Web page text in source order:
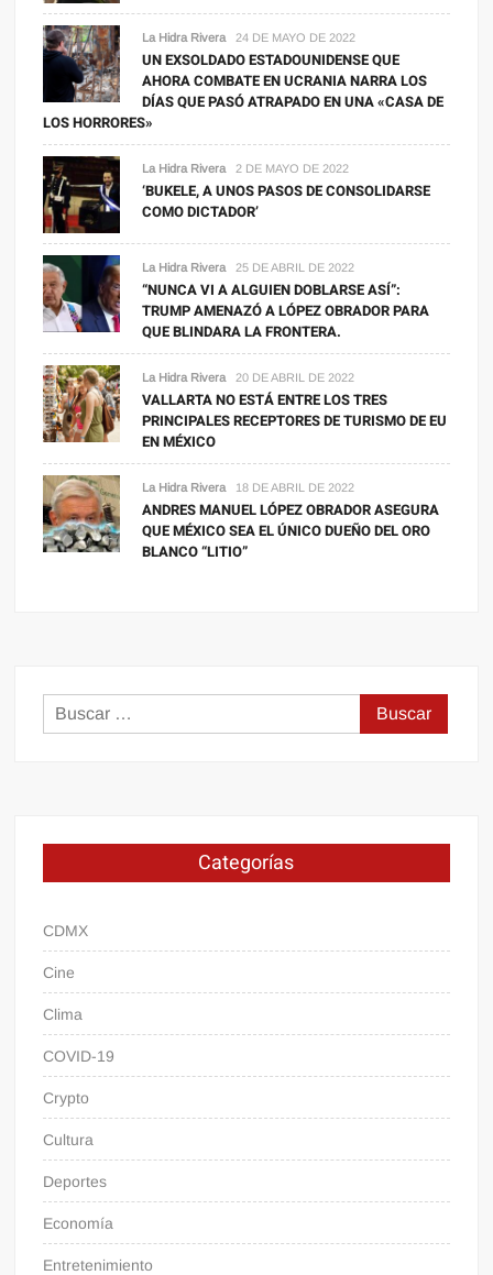
La Hidra Rivera 24 DE MAYO DE 2022
UN EXSOLDADO ESTADOUNIDENSE QUE
AHORA COMBATE EN UCRANIA NARRA LOS
DÍAS QUE PASÓ ATRAPADO EN UNA «CASA DE
LOS HORRORES»
La Hidra Rivera 2 DE MAYO DE 2022
‘BUKELE, A UNOS PASOS DE CONSOLIDARSE
COMO DICTADOR’
La Hidra Rivera 25 DE ABRIL DE 2022
“NUNCA VI A ALGUIEN DOBLARSE ASÍ”:
TRUMP AMENAZÓ A LÓPEZ OBRADOR PARA
QUE BLINDARA LA FRONTERA.
La Hidra Rivera 20 DE ABRIL DE 2022
VALLARTA NO ESTÁ ENTRE LOS TRES
PRINCIPALES RECEPTORES DE TURISMO DE EU
EN MÉXICO
La Hidra Rivera 18 DE ABRIL DE 2022
ANDRES MANUEL LÓPEZ OBRADOR ASEGURA
QUE MÉXICO SEA EL ÚNICO DUEÑO DEL ORO
BLANCO “LITIO”
Buscar:
Categorías
CDMX
Cine
Clima
COVID-19
Crypto
Cultura
Deportes
Economía
Entretenimiento